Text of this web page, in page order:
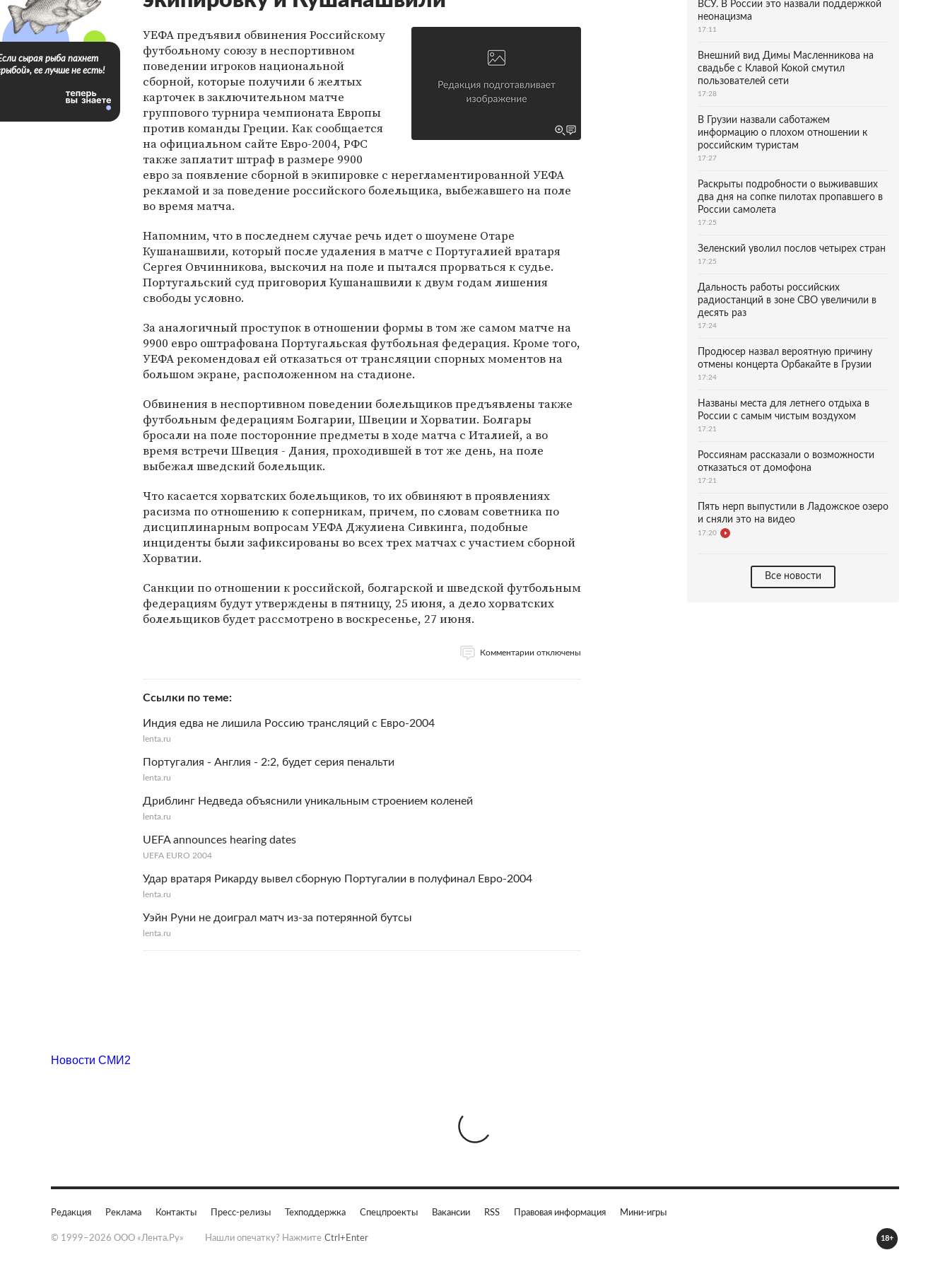
УЕФА предъявил обвинения Российскому
футбольному союзу в неспортивном
поведении игроков национальной
сборной, которые получили 6 желтых
карточек в заключительном матче
группового турнира чемпионата Европы
против команды Греции. Как сообщается
на официальном сайте Евро-2004, РФС
также заплатит штраф в размере 9900
евро за появление сборной в экипировке с нерегламентированной УЕФА
рекламой и за поведение российского болельщика, выбежавшего на поле
во время матча.
Напомним, что в последнем случае речь идет о шоумене Отаре
Кушанашвили, который после удаления в матче с Португалией вратаря
Сергея Овчинникова, выскочил на поле и пытался прорваться к судье.
Португальский суд приговорил Кушанашвили к двум годам лишения
свободы условно.
За аналогичный проступок в отношении формы в том же самом матче на
9900 евро оштрафована Португальская футбольная федерация. Кроме того,
УЕФА рекомендовал ей отказаться от трансляции спорных моментов на
большом экране, расположенном на стадионе.
Обвинения в неспортивном поведении болельщиков предъявлены также
футбольным федерациям Болгарии, Швеции и Хорватии. Болгары
бросали на поле посторонние предметы в ходе матча с Италией, а во
время встречи Швеция - Дания, проходившей в тот же день, на поле
выбежал шведский болельщик.
Что касается хорватских болельщиков, то их обвиняют в проявлениях
расизма по отношению к соперникам, причем, по словам советника по
дисциплинарным вопросам УЕФА Джулиена Сивкинга, подобные
инциденты были зафиксированы во всех трех матчах с участием сборной
Хорватии.
Санкции по отношении к российской, болгарской и шведской футбольным
федерациям будут утверждены в пятницу, 25 июня, а дело хорватских
болельщиков будет рассмотрено в воскресенье, 27 июня.
Комментарии отключены
Ссылки по теме
Индия едва не лишила Россию трансляций с Евро-2004
lenta.ru
Португалия - Англия - 2:2, будет серия пенальти
lenta.ru
Дриблинг Недведа объяснили уникальным строением коленей
lenta.ru
UEFA announces hearing dates
UEFA EURO 2004
Удар вратаря Рикарду вывел сборную Португалии в полуфинал Евро-2004
lenta.ru
Уэйн Руни не доиграл матч из-за потерянной бутсы
lenta.ru
сырая рыба пахнет
ее лучше не есть!
ВСУ. В России это назвали поддержкой
неонацизма
17:11
Внешний вид Димы Масленникова на
свадьбе с Клавой Кокой смутил
пользователей сети
17:28
В Грузии назвали саботажем
информацию о плохом отношении к
российским туристам
17:27
Раскрыты подробности о выживавших
два дня на сопке пилотах пропавшего в
России самолета
17:25
Зеленский уволил послов четырех стран
17:25
Дальность работы российских
радиостанций в зоне СВО увеличили в
десять раз
17:24
Продюсер назвал вероятную причину
отмены концерта Орбакайте в Грузии
17:24
Названы места для летнего отдыха в
России с самым чистым воздухом
17:21
Россиянам рассказали о возможности
отказаться от домофона
17:21
Пять нерп выпустили в Ладожское озеро
и сняли это на видео
17:20
Все новости
Новости СМИ2
Редакция Реклама Контакты Пресс-релизы Техподдержка Спецпроекты Вакансии RSS Правовая информация Мини-игры
© 1999–2026 ООО «Лента.Ру» Нашли опечатку? Нажмите Ctrl+Enter 18+